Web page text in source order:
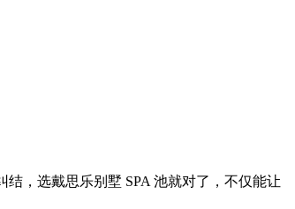
，选戴思乐别墅 SPA 池就对了，不仅能让